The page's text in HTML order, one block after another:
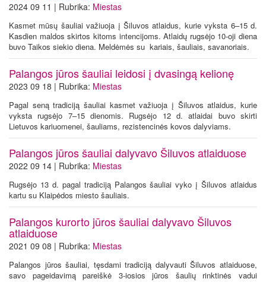
2024 09 11 | Rubrika: Miestas
Kasmet mūsų šauliai važiuoja į Šiluvos atlaidus, kurie vyksta 6–15 d.
Kasdien maldos skirtos kitoms intencijoms. Atlaidų rugsėjo 10-oji diena
buvo Taikos siekio diena. Meldėmės su kariais, šauliais, savanoriais.
Palangos jūros šauliai leidosi į dvasingą kelionę
2023 09 18 | Rubrika: Miestas
Pagal seną tradiciją šauliai kasmet važiuoja į Šiluvos atlaidus, kurie
vyksta rugsėjo 7–15 dienomis. Rugsėjo 12 d. atlaidai buvo skirti
Lietuvos kariuomenei, šauliams, rezistencinės kovos dalyviams.
Palangos jūros šauliai dalyvavo Šiluvos atlaiduose
2022 09 14 | Rubrika: Miestas
Rugsėjo 13 d. pagal tradiciją Palangos šauliai vyko į Šiluvos atlaidus
kartu su Klaipėdos miesto šauliais.
Palangos kurorto jūros šauliai dalyvavo Šiluvos
atlaiduose
2021 09 08 | Rubrika: Miestas
Palangos jūros šauliai, tęsdami tradiciją dalyvauti Šiluvos atlaiduose,
savo pageidavimą pareiškė 3-iosios jūros šaulių rinktinės vadui